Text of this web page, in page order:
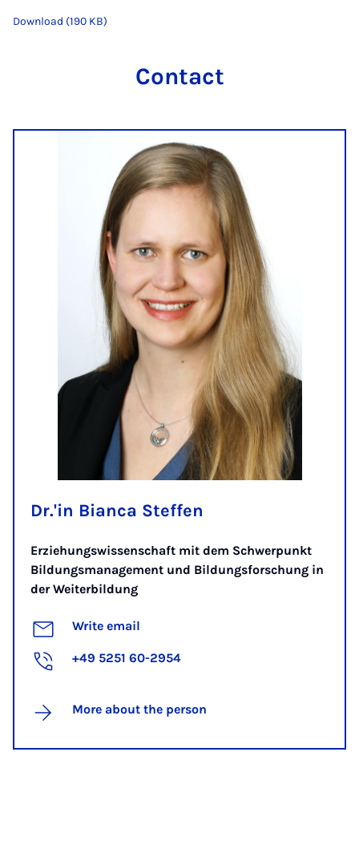
Download (190 KB)
Contact
Dr.'in Bianca Steffen
Erziehungswissenschaft mit dem Schwerpunkt
Bildungsmanagement und Bildungsforschung in
der Weiterbildung
Write email
+49 5251 60-2954
More about the person